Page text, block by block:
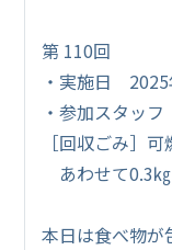
第 110回
・実施日 2025
・参加スタッ
［回収ごみ］
あわせて0.3㎏
本日は食べ物が